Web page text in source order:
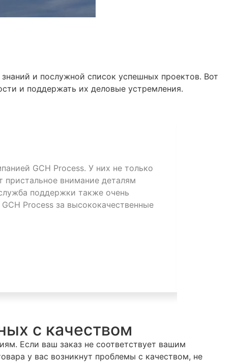
и послужной список успешных проектов. Вот
и поддержать их деловые устремления.
GCH Process. У них не только
пристальное внимание деталям
поддержки также очень
Process за высококачественные
с качеством
Если ваш заказ не соответствует вашим
у вас возникнут проблемы с качеством, не